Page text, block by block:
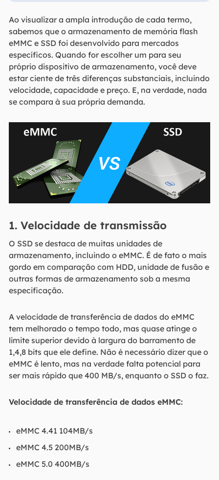
Ao visualizar a ampla introdução de cada termo,
sabemos que o armazenamento de memória flash
eMMC e SSD foi desenvolvido para mercados
específicos. Quando for escolher um para seu
próprio dispositivo de armazenamento, você deve
estar ciente de três diferenças substanciais, incluindo
velocidade, capacidade e preço. E, na verdade, nada
se compara à sua própria demanda.
1. Velocidade de transmissão
O SSD se destaca de muitas unidades de
armazenamento, incluindo o eMMC. É de fato o mais
gordo em comparação com HDD, unidade de fusão e
outras formas de armazenamento sob a mesma
especificação.
A velocidade de transferência de dados do eMMC
tem melhorado o tempo todo, mas quase atinge o
limite superior devido à largura do barramento de
1,4,8 bits que ele define. Não é necessário dizer que o
eMMC é lento, mas na verdade falta potencial para
ser mais rápido que 400 MB/s, enquanto o SSD o faz.
Velocidade de transferência de dados eMMC:
eMMC 4.41 104MB/s
eMMC 4.5 200MB/s
eMMC 5.0 400MB/s